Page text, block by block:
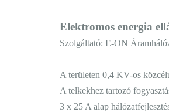
Elektromos energia
Szolgáltató: E-ON
A területen 0,4 KV-os
A telkekhez tartozó
3 x 25 A alap